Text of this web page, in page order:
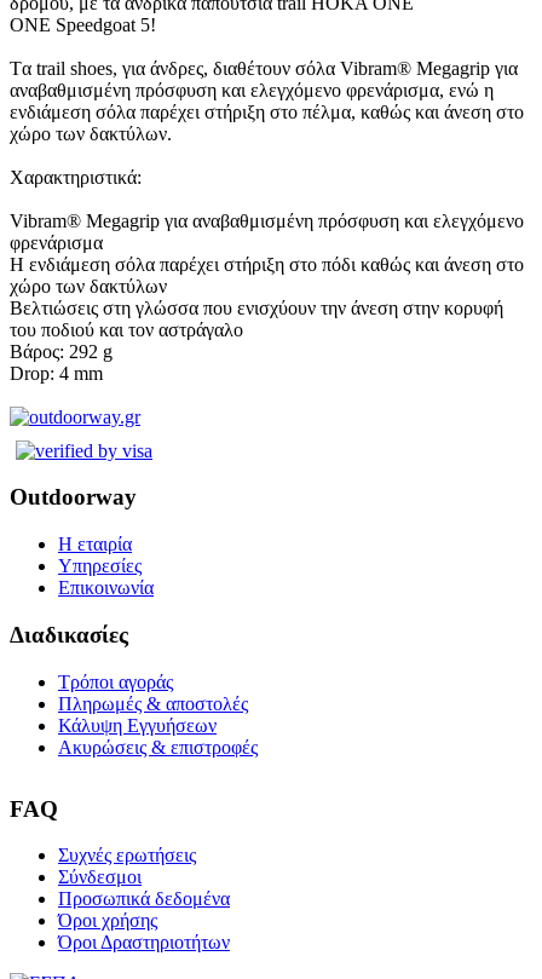
ONE Speedgoat 5!
Tα trail shoes, για άνδρες, διαθέτουν σόλα Vibram® Megagrip για
αναβαθμισμένη πρόσφυση και ελεγχόμενο φρενάρισμα, ενώ η
ενδιάμεση σόλα παρέχει στήριξη στο πέλμα, καθώς και άνεση στο
χώρο των δακτύλων.
Χαρακτηριστικά:
Vibram® Megagrip για αναβαθμισμένη πρόσφυση και ελεγχόμενο
φρενάρισμα
Η ενδιάμεση σόλα παρέχει στήριξη στο πόδι καθώς και άνεση στο
χώρο των δακτύλων
Βελτιώσεις στη γλώσσα που ενισχύουν την άνεση στην κορυφή
του ποδιού και τον αστράγαλο
Βάρος: 292 g
Drop: 4 mm
Outdoorway
Η εταιρία
Υπηρεσίες
Επικοινωνία
Διαδικασίες
Τρόποι αγοράς
Πληρωμές & αποστολές
Κάλυψη Εγγυήσεων
Ακυρώσεις & επιστροφές
FAQ
Συχνές ερωτήσεις
Σύνδεσμοι
Προσωπικά δεδομένα
Όροι χρήσης
Όροι Δραστηριοτήτων